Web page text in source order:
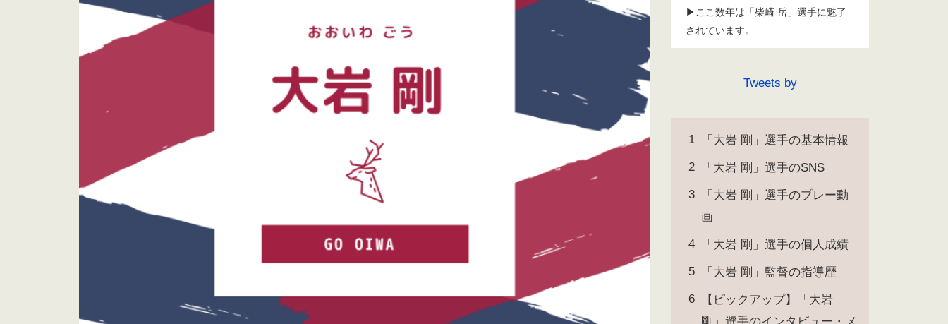
▶ここ数年は「柴崎 岳」選手に魅了
されています。
Tweets by
「大岩 剛」選手の基本情報
「大岩 剛」選手のSNS
「大岩 剛」選手のプレー動
画
「大岩 剛」選手の個人成績
「大岩 剛」監督の指導歴
【ピックアップ】「大岩